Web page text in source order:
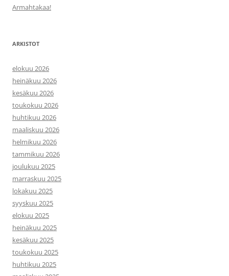
Armahtakaa!
ARKISTOT
elokuu 2026
heinäkuu 2026
kesäkuu 2026
toukokuu 2026
huhtikuu 2026
maaliskuu 2026
helmikuu 2026
tammikuu 2026
joulukuu 2025
marraskuu 2025
lokakuu 2025
syyskuu 2025
elokuu 2025
heinäkuu 2025
kesäkuu 2025
toukokuu 2025
huhtikuu 2025